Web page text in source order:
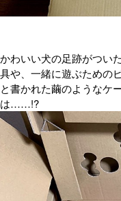
かわいい犬の足跡がつい
具や、一緒に遊ぶための
と書かれた繭のようなケ
は……!?